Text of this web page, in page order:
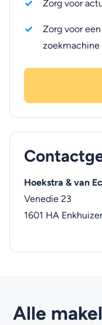
Zorg voor
Zorg voor
zoekmachine
Hoekstra & van
Venedie 23
1601 HA
Alle